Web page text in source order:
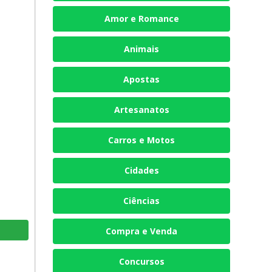
Amor e Romance
Animais
Apostas
Artesanatos
Carros e Motos
Cidades
Ciências
Compra e Venda
Concursos